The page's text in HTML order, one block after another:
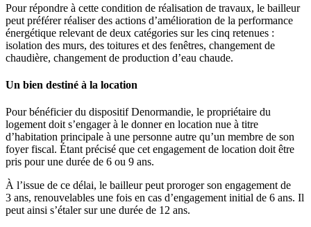
Pour répondre à cette condition de réalisation de travaux, le bailleur
peut préférer réaliser des actions d’amélioration de la performance
énergétique relevant de deux catégories sur les cinq retenues :
isolation des murs, des toitures et des fenêtres, changement de
chaudière, changement de production d’eau chaude.
Un bien destiné à la location
Pour bénéficier du dispositif Denormandie, le propriétaire du
logement doit s’engager à le donner en location nue à titre
d’habitation principale à une personne autre qu’un membre de son
foyer fiscal. Étant précisé que cet engagement de location doit être
pris pour une durée de 6 ou 9 ans.
À l’issue de ce délai, le bailleur peut proroger son engagement de
3 ans, renouvelables une fois en cas d’engagement initial de 6 ans. Il
peut ainsi s’étaler sur une durée de 12 ans.